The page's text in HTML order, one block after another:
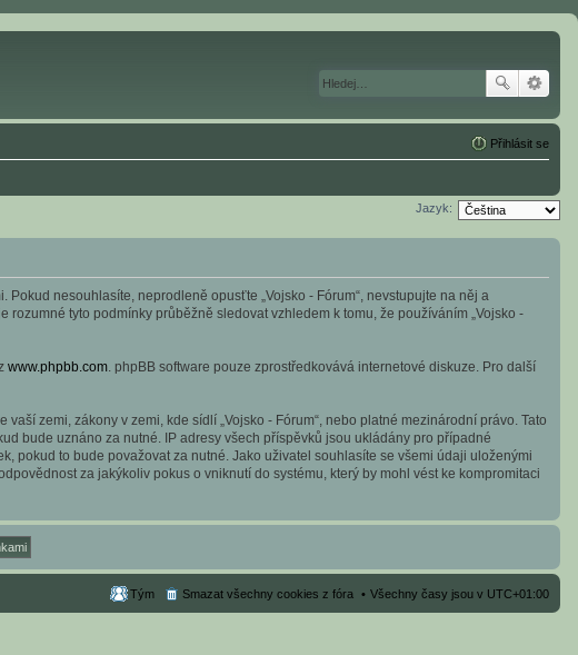
Přihlásit se
Jazyk:
Pokud nesouhlasíte, neprodleně opusťte „Vojsko - Fórum“, nevstupujte na něj a
tyto podmínky průběžně sledovat vzhledem k tomu, že používáním „Vojsko -
www.phpbb.com. phpBB software pouze zprostředkovává internetové diskuze. Pro další
zemi, zákony v zemi, kde sídlí „Vojsko - Fórum“, nebo platné mezinárodní právo. Tato
bude uznáno za nutné. IP adresy všech příspěvků jsou ukládány pro případné
pokud to bude považovat za nutné. Jako uživatel souhlasíte se všemi údaji uloženými
za jakýkoliv pokus o vniknutí do systému, který by mohl vést ke kompromitaci
Všechny časy jsou v UTC+01:00
Smazat všechny cookies z fóra
Tým